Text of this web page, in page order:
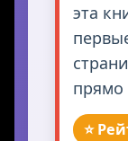
эта
прямо
⭐